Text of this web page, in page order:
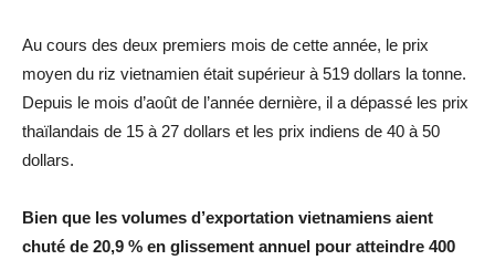
Au cours des deux premiers mois de cette année, le prix
moyen du riz vietnamien était supérieur à 519 dollars la tonne.
Depuis le mois d’août de l’année dernière, il a dépassé les prix
thaïlandais de 15 à 27 dollars et les prix indiens de 40 à 50
dollars.
Bien que les volumes d’exportation vietnamiens aient
chuté de 20,9 % en glissement annuel pour atteindre 400